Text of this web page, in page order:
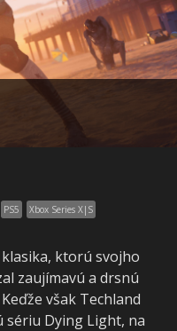
PS5 Xbox Series X|S
ktorú svojho
zaujímavú a drsnú
však Techland
sériu Dying Light, na